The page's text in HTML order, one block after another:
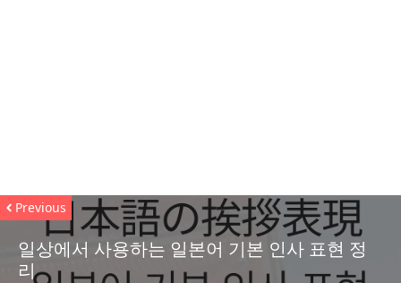
Previous
일상에서 사용하는 일본어 기본 인사 표현 정
리